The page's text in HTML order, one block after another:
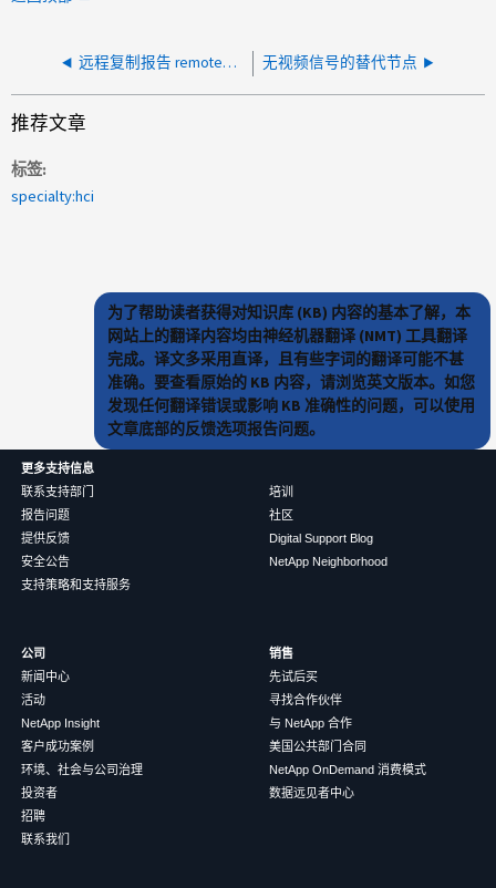
远程复制报告 remoteRepAsyncDelayExceeded 且永远无法超过 ResumingDataTransfer 无视频信号的替代节点
推荐文章
标签
specialty:hci
为了帮助读者获得对知识库 (KB) 内容的基本了解，本
网站上的翻译内容均由神经机器翻译 (NMT) 工具翻译
完成。译文多采用直译，且有些字词的翻译可能不甚
准确。要查看原始的 KB 内容，请浏览英文版本。如您
发现任何翻译错误或影响 KB 准确性的问题，可以使用
文章底部的反馈选项报告问题。
更多支持信息
联系支持部门
报告问题
提供反馈
安全公告
支持策略和支持服务
培训
社区
Digital Support Blog
NetApp Neighborhood
公司
新闻中心
活动
NetApp Insight
客户成功案例
环境、社会与公司治理
投资者
招聘
联系我们
销售
先试后买
寻找合作伙伴
与 NetApp 合作
美国公共部门合同
NetApp OnDemand 消费模式
数据远见者中心